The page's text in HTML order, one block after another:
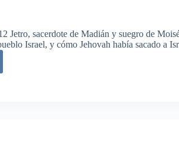
Jetro, sacerdote de Madián y suegro de
Israel, y cómo Jehovah había sacado a